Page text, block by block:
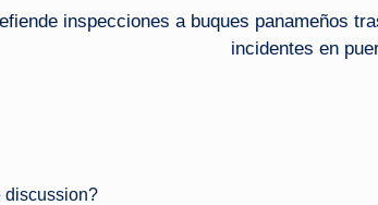
inspecciones a buques panameños
incidentes en
discussion?